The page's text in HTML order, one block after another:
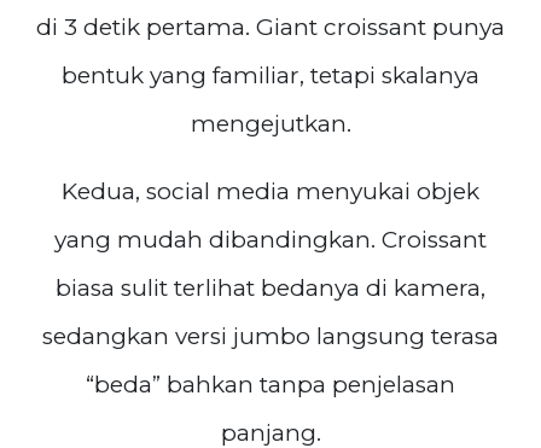
di 3 detik pertama. Giant croissant punya
bentuk yang familiar, tetapi skalanya
mengejutkan.
Kedua, social media menyukai objek
yang mudah dibandingkan. Croissant
biasa sulit terlihat bedanya di kamera,
sedangkan versi jumbo langsung terasa
“beda” bahkan tanpa penjelasan
panjang.